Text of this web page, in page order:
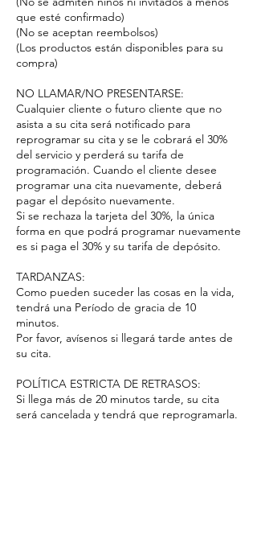
que esté confirmado)
(No se aceptan reembolsos)
(Los productos están disponibles para su
compra)
NO LLAMAR/NO PRESENTARSE:
Cualquier cliente o futuro cliente que no
asista a su cita será notificado para
reprogramar su cita y se le cobrará el 30%
del servicio y perderá su tarifa de
programación. Cuando el cliente desee
programar una cita nuevamente, deberá
pagar el depósito nuevamente.
Si se rechaza la tarjeta del 30%, la única
forma en que podrá programar nuevamente
es si paga el 30% y su tarifa de depósito.
TARDANZAS:
Como pueden suceder las cosas en la vida,
tendrá una Período de gracia de 10
minutos.
Por favor, avísenos si llegará tarde antes de
su cita.
POLÍTICA ESTRICTA DE RETRASOS:
Si llega más de 20 minutos tarde, su cita
será cancelada y tendrá que reprogramarla.